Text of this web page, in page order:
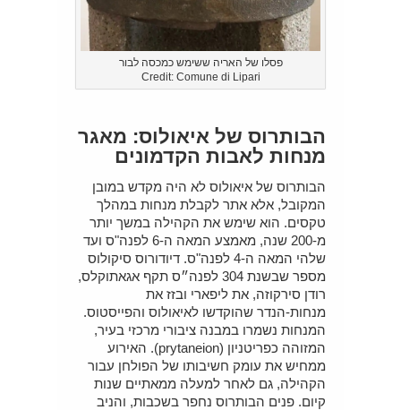
פסלו של האריה ששימש כמכסה לבור
Credit: Comune di Lipari
הבותרוס של איאולוס: מאגר
מנחות לאבות הקדמונים
הבותרוס של איאולוס לא היה מקדש במובן
המקובל, אלא אתר לקבלת מנחות במהלך
טקסים. הוא שימש את הקהילה במשך יותר
מ-200 שנה, מאמצע המאה ה-6 לפנה"ס ועד
שלהי המאה ה-4 לפנה"ס. דיודורוס סיקולוס
מספר שבשנת 304 לפנה״ס תקף אגאתוקלס,
רודן סירקוזה, את ליפארי ובזז את
מנחות-הנדר שהוקדשו לאיאולוס והפייסטוס.
המנחות נשמרו במבנה ציבורי מרכזי בעיר,
המזוהה כפריטניון (prytaneion). האירוע
ממחיש את עומק חשיבותו של הפולחן עבור
הקהילה, גם לאחר למעלה ממאתיים שנות
קיום. פנים הבותרוס נחפר בשכבות, והניב